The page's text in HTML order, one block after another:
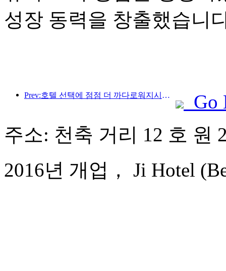
성장 동력을 창출했습니
Prev:호텔 선택에 점점 더 까다로워지시나요? 중급 및 고급 브랜드 모두 세부 사항을 '선택'하고 있습니다.
Go
주소: 천축 거리 12 호 원
2016년 개업， Ji Hotel